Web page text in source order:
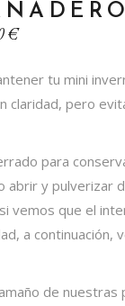
€
tu mini
claridad, pero
para
abrir y pulverizar
vemos que el
a continuación,
de nuestras